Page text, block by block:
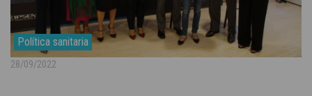
Política sanitaria
28/09/2022